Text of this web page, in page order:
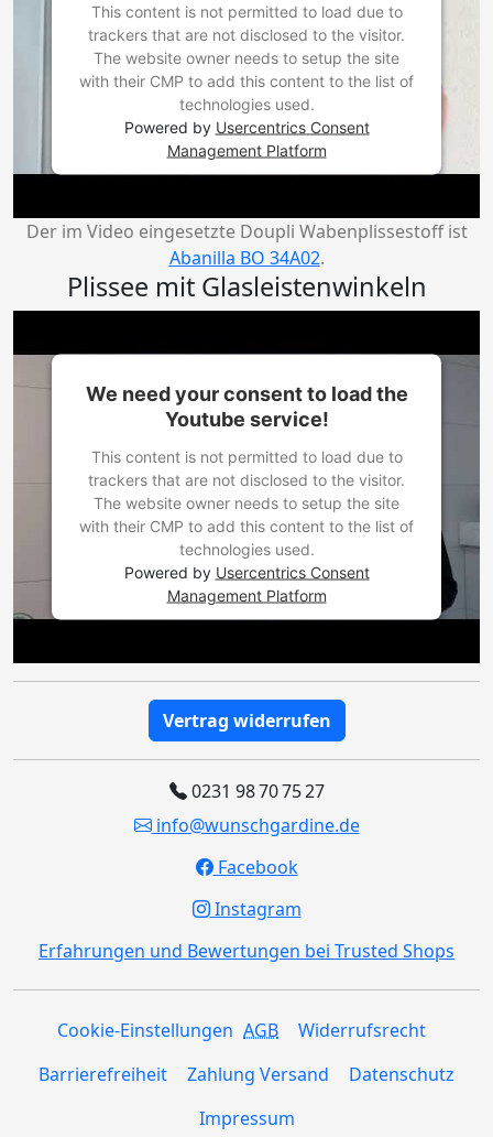
This content is not permitted to load due to
trackers that are not disclosed to the visitor.
The website owner needs to setup the site
with their CMP to add this content to the list of
technologies used.
Powered by Usercentrics Consent
Management Platform
Der im Video eingesetzte Doupli Wabenplissestoff ist
Abanilla BO 34A02.
Plissee mit Glasleistenwinkeln
We need your consent to load the
Youtube service!
This content is not permitted to load due to
trackers that are not disclosed to the visitor.
The website owner needs to setup the site
with their CMP to add this content to the list of
technologies used.
Powered by Usercentrics Consent
Management Platform
Vertrag widerrufen
0231 98 70 75 27
info@wunschgardine.de
Facebook
Instagram
Erfahrungen und Bewertungen bei Trusted Shops
Cookie-Einstellungen AGB
Widerrufsrecht
Barrierefreiheit
Zahlung Versand
Datenschutz
Impressum